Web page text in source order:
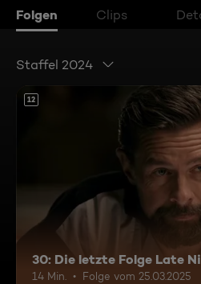
Folgen Clips
Staffel 2024
12
30: Die letzte Folge Late
14 Min. Folge vom 25.03.2025